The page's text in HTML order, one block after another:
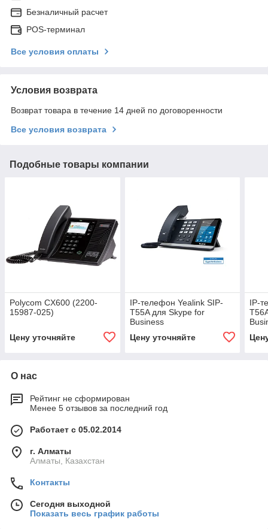
Безналичный расчет
POS-терминал
Все условия оплаты
Условия возврата
Возврат товара в течение 14 дней по договоренности
Все условия возврата
Подобные товары компании
Polycom CX600 (2200-
15987-025)
Цену уточняйте
IP-телефон Yealink SIP-
T55A для Skype for
Business
Цену уточняйте
IP-
О нас
Рейтинг не сформирован
Менее 5 отзывов за последний год
Работает с 05.02.2014
г. Алматы
Алматы, Казахстан
Контакты
Сегодня выходной
Показать весь график работы